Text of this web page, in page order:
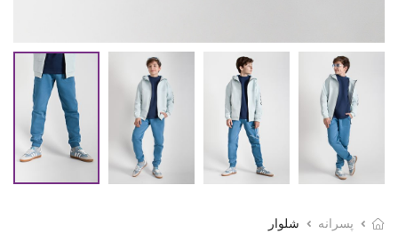
پسرانه شلوار